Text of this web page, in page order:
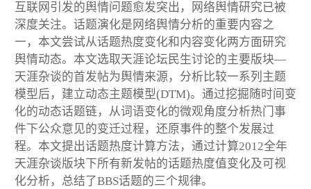
互联网引发的舆情问题愈发突出，网络舆情研究已被
深度关注。话题演化是网络舆情分析的重要内容之
一，本文尝试从话题热度变化和内容变化两方面研究
舆情动态。本文选取天涯论坛民生讨论的主要版块—
天涯杂谈的首发帖为舆情来源，分析比较一系列主题
模型后，建立动态主题模型(DTM)。通过挖掘随时间变
化的动态话题链，从词语变化的微观角度分析热门事
件下公众意见的变迁过程，还原事件的整个发展过
程。本文提出话题热度计算方法，通过计算2012全年
天涯杂谈版块下所有新发帖的话题热度值变化及可视
化分析，总结了BBS话题的三个规律。